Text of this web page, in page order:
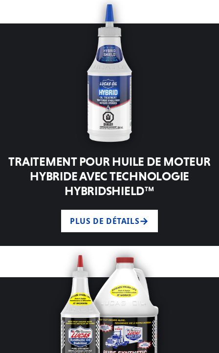
TRAITEMENT POUR HUILE DE MOTEUR
HYBRIDE AVEC TECHNOLOGIE
HYBRIDSHIELD™
PLUS DE DÉTAILS